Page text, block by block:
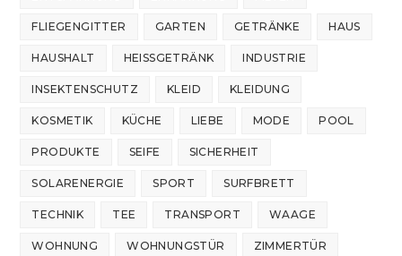
FLIEGENGITTER GARTEN GETRÄNKE HAUS
HAUSHALT HEISSGETRÄNK INDUSTRIE
INSEKTENSCHUTZ KLEID KLEIDUNG
KOSMETIK KÜCHE LIEBE MODE POOL
PRODUKTE SEIFE SICHERHEIT
SOLARENERGIE SPORT SURFBRETT
TECHNIK TEE TRANSPORT WAAGE
WOHNUNG WOHNUNGSTÜR ZIMMERTÜR